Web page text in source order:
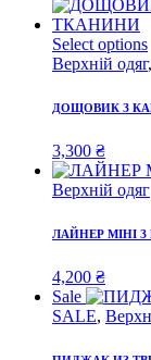
Select options
Верхній одяг,
ДОЩОВИК З
3,300 ₴
Верхній одяг
ЛАЙНЕР МІНІ
4,200 ₴
Sale
SALE,